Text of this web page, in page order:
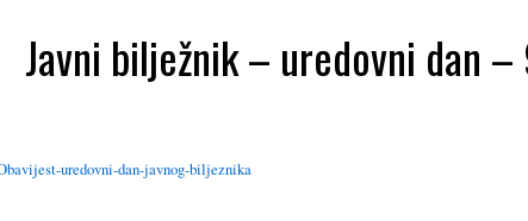
Javni bilježnik – uredovni dan
uredovni-dan-javnog-biljeznika